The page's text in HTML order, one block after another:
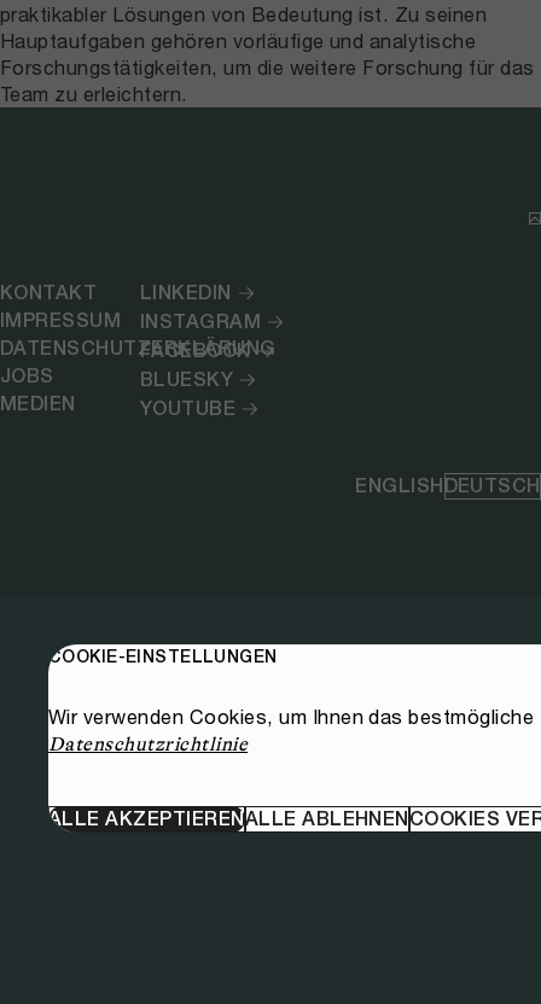
praktikabler Lösungen von Bedeutung ist. Zu seinen
Hauptaufgaben gehören vorläufige und analytische
Forschungstätigkeiten, um die weitere Forschung für das
Team zu erleichtern.
KONTAKT
IMPRESSUM
DATENSCHUTZERKLÄRUNG
JOBS
MEDIEN
LINKEDIN
INSTAGRAM
FACEBOOK
BLUESKY
YOUTUBE
ENGLISHDEUTSCH
COOKIE-EINSTELLUNGEN
Wir verwenden Cookies, um Ihnen das
Datenschutzrichtlinie
ALLE AKZEPTIERENALLE ABLEHNENCOOKIES